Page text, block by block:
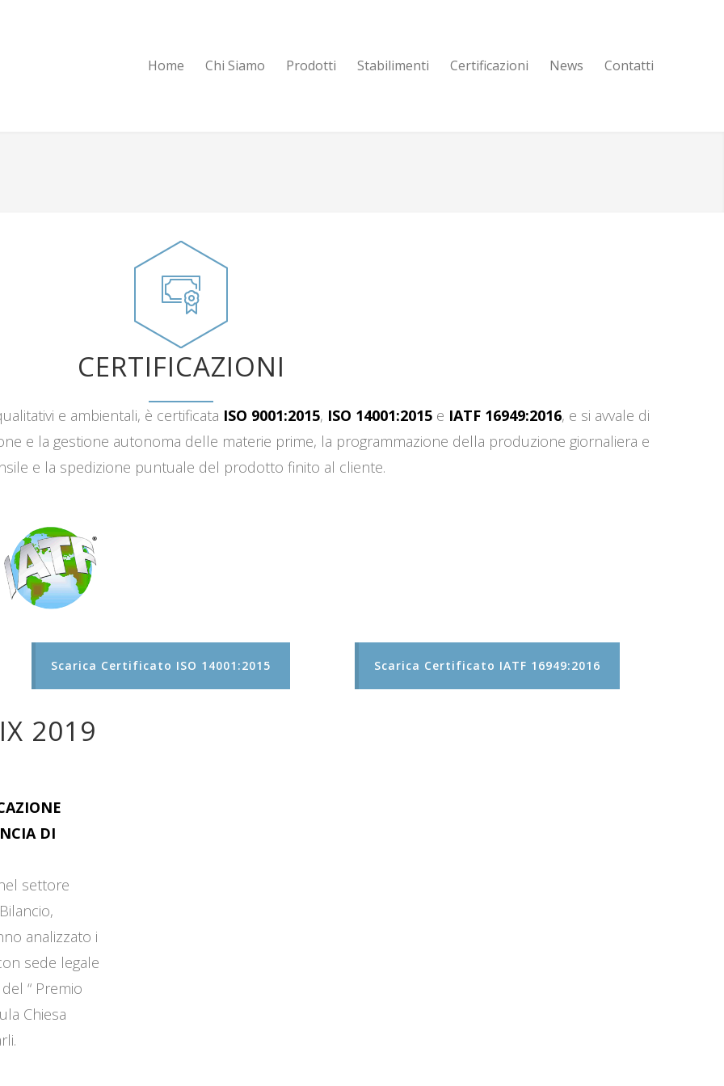
Home Chi Siamo Prodotti Stabilimenti Certificazioni News Contatti
CERTIFICAZIONI
e ambientali, è certificata ISO 9001:2015, ISO 14001:2015 e IATF 16949:2016, e si avvale di
e la gestione autonoma delle materie prime, la programmazione della produzione giornaliera e
e la spedizione puntuale del prodotto finito al cliente.
Scarica Certificato ISO 14001:2015 Scarica Certificato IATF 16949:2016
2019
DI
settore
analizzato i
sede legale
“ Premio
Chiesa